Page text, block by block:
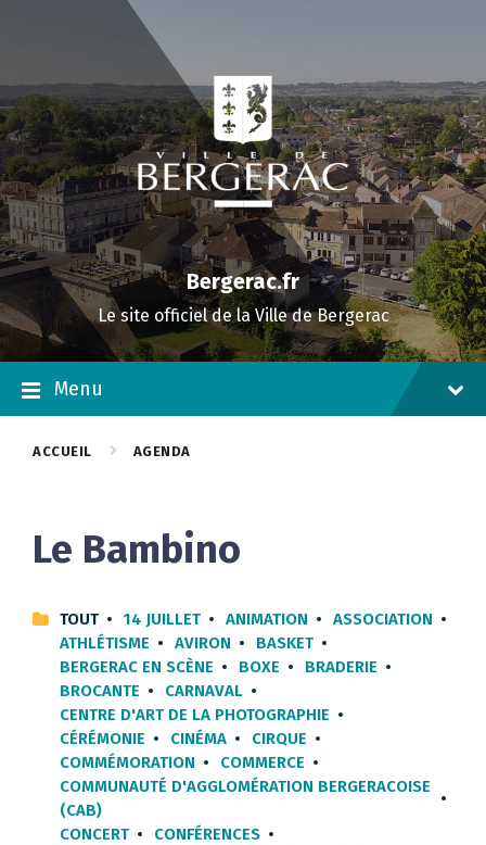
Bergerac.fr
Le site officiel de la Ville de Bergerac
Menu
ACCUEIL AGENDA
Le Bambino
TOUT 14 JUILLET ANIMATION
ASSOCIATION
ATHLÉTISME
AVIRON
BASKET
BERGERAC EN SCÈNE
BOXE
BRADERIE
BROCANTE
CARNAVAL
CENTRE D'ART DE LA PHOTOGRAPHIE
CÉRÉMONIE
CINÉMA
CIRQUE
COMMÉMORATION
COMMERCE
COMMUNAUTÉ D'AGGLOMÉRATION BERGERACOISE
(CAB)
CONCERT
CONFÉRENCES